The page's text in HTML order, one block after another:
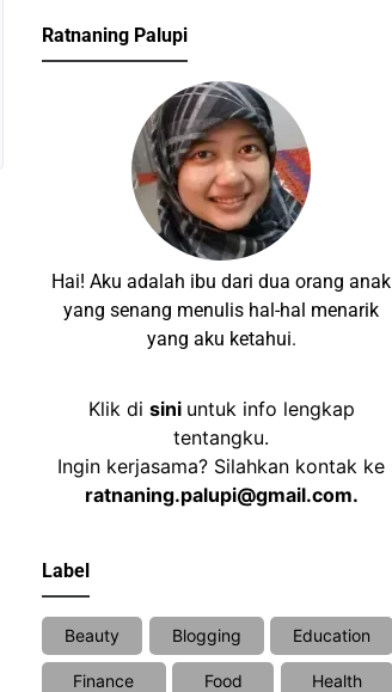
Ratnaning Palupi
Hai! Aku adalah ibu dari dua orang anak
yang senang menulis hal-hal menarik
yang aku ketahui.
Klik di sini untuk info lengkap
tentangku.
Ingin kerjasama? Silahkan kontak ke
ratnaning.palupi@gmail.com.
Label
Beauty Blogging Education
Finance Food Health